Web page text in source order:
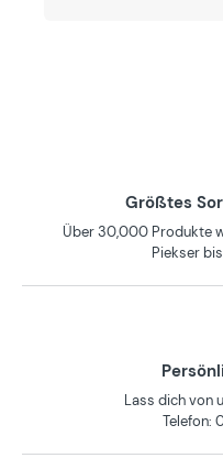
Größtes
Über 30,000 Produkte
Piekser
Lass dich von